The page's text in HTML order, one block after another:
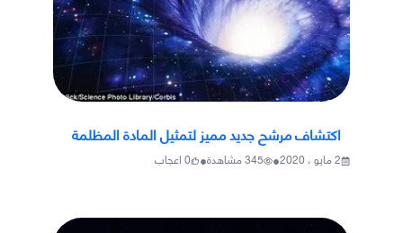
اكتشاف مرشح جديد مميز لتمثيل المادة المظلمة
2 مايو ، 2020 •
345مشاهدة•
0اعجاب